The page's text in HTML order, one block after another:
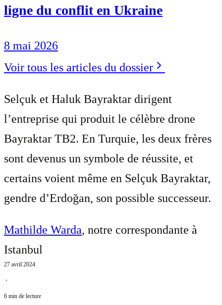
ligne du conflit en Ukraine
8 mai 2026
Voir tous les articles du dossier
Selçuk et Haluk Bayraktar dirigent
l’entreprise qui produit le célèbre drone
Bayraktar TB2. En Turquie, les deux frères
sont devenus un symbole de réussite, et
certains voient même en Selçuk Bayraktar,
gendre d’Erdoğan, son possible successeur.
Mathilde Warda, notre correspondante à
Istanbul
27 avril 2024
⋅
6 min de lecture